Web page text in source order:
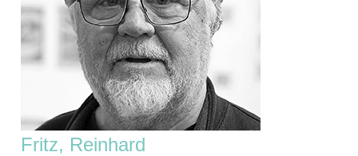
Fritz, Reinhard